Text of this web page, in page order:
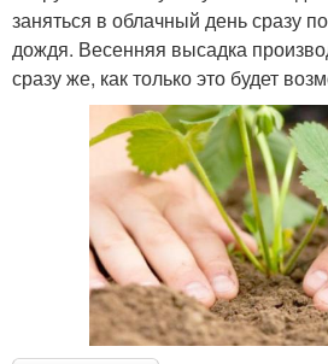
заняться в облачный день сразу
дождя. Весенняя высадка
сразу же, как только это будет